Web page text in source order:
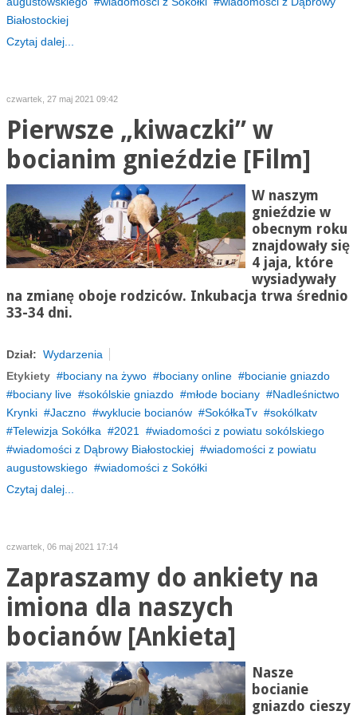
Białostockiej
Czytaj dalej...
czwartek, 27 maj 2021 09:42
Pierwsze „kiwaczki” w
bocianim gnieździe [Film]
W naszym
gnieździe w
obecnym roku
znajdowały się
4 jaja, które
wysiadywały
na zmianę oboje rodziców. Inkubacja trwa średnio
33-34 dni.
Dział: Wydarzenia
Etykiety
bociany na żywo bociany online
bocianie gniazdo
bociany live
sokólskie gniazdo młode bociany
Nadleśnictwo
Krynki
Jaczno wyklucie bocianów SokółkaTv
sokólkatv
Telewizja Sokółka
2021
wiadomości z powiatu sokólskiego
wiadomości z Dąbrowy Białostockiej
wiadomości z powiatu
augustowskiego
wiadomości z Sokółki
Czytaj dalej...
czwartek, 06 maj 2021 17:14
Zapraszamy do ankiety na
imiona dla naszych
bocianów [Ankieta]
Nasze
bocianie
gniazdo cieszy